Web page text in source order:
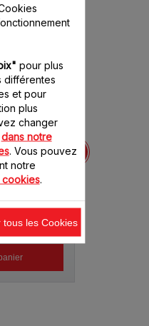
pour plus
différentes
et pour
plus
changer
dans notre
. Vous pouvez
notre
cookies.
tous les Cookies